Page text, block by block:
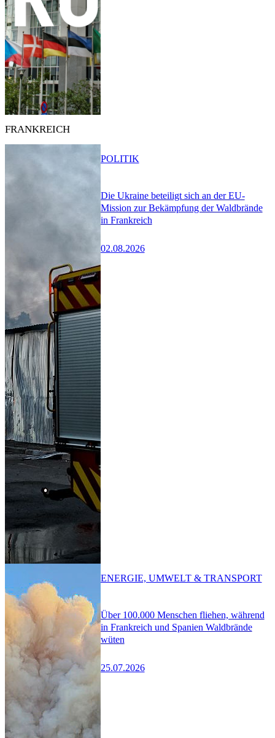
FRANKREICH
Die Ukraine beteiligt sich an der EU-
Mission zur Bekämpfung der Waldbrände
in Frankreich
02.08.2026
POLITIK
Über 100.000 Menschen fliehen, während
in Frankreich und Spanien Waldbrände
wüten
25.07.2026
ENERGIE, UMWELT & TRANSPORT